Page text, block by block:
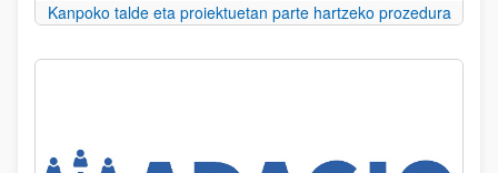
Kanpoko talde eta proiektuetan parte hartzeko prozedura